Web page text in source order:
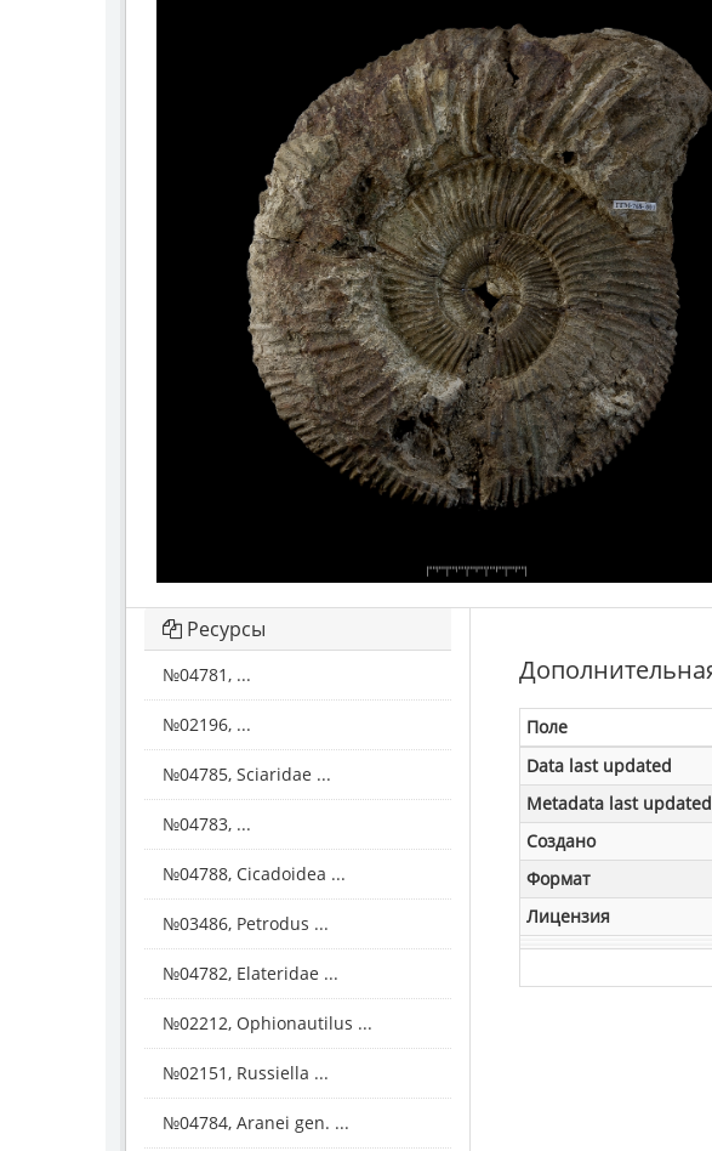
Поле
Data last updated
Metadata last updated
Создано
Формат
Лицензия
Ресурсы
№04781, ...
№02196, ...
№04785, Sciaridae ...
№04783, ...
№04788, Cicadoidea ...
№03486, Petrodus ...
№04782, Elateridae ...
№02212, Ophionautilus ...
№02151, Russiella ...
№04784, Aranei gen. ...